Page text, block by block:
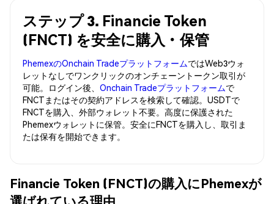
ステップ 3. Financie Token
(FNCT) を安全に購入・保管
PhemexのOnchain TradeプラットフォームではWeb3ウォ
レットなしでワンクリックのオンチェーントークン取引が
可能。ログイン後、 Onchain Tradeプラットフォームで
FNCTまたはその契約アドレスを検索して確認。USDTで
FNCTを購入、外部ウォレット不要。高度に保護された
Phemexウォレットに保管。安全にFNCTを購入し、取引ま
たは保有を開始できます。
Financie Token (FNCT)の購入にPhemexが